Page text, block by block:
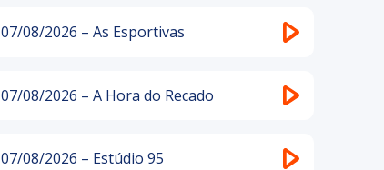
07/08/2026 – As Esportivas
07/08/2026 – A Hora do Recado
07/08/2026 – Estúdio 95